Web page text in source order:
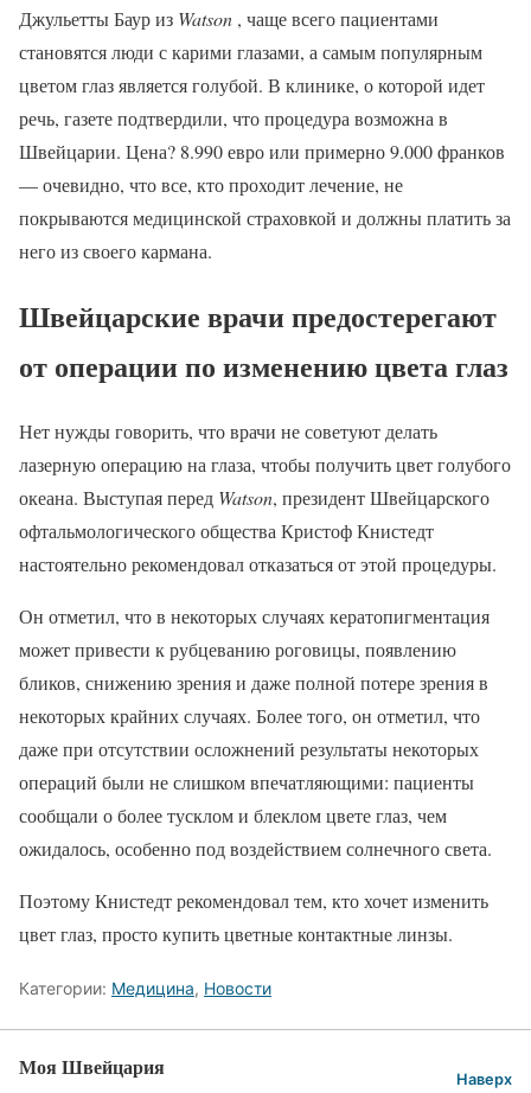
Джульетты Баур из Watson , чаще всего пациентами
становятся люди с карими глазами, а самым популярным
цветом глаз является голубой. В клинике, о которой идет
речь, газете подтвердили, что процедура возможна в
Швейцарии. Цена? 8.990 евро или примерно 9.000 франков
— очевидно, что все, кто проходит лечение, не
покрываются медицинской страховкой и должны платить за
него из своего кармана.
Швейцарские врачи предостерегают
от операции по изменению цвета глаз
Нет нужды говорить, что врачи не советуют делать
лазерную операцию на глаза, чтобы получить цвет голубого
океана. Выступая перед Watson, президент Швейцарского
офтальмологического общества Кристоф Книстедт
настоятельно рекомендовал отказаться от этой процедуры.
Он отметил, что в некоторых случаях кератопигментация
может привести к рубцеванию роговицы, появлению
бликов, снижению зрения и даже полной потере зрения в
некоторых крайних случаях. Более того, он отметил, что
даже при отсутствии осложнений результаты некоторых
операций были не слишком впечатляющими: пациенты
сообщали о более тусклом и блеклом цвете глаз, чем
ожидалось, особенно под воздействием солнечного света.
Поэтому Книстедт рекомендовал тем, кто хочет изменить
цвет глаз, просто купить цветные контактные линзы.
Категории: Медицина, Новости
Моя Швейцария Наверх